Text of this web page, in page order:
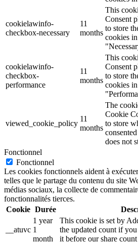
cookielawinfo-
checkbox-necessary
11
months
This
Consent
to store
cookies
cookielawinfo-
checkbox-
performance
11
months
This
Consent
to store
cookies
viewed_cookie_policy
11
months
The
Cookie
to store
does not
Fonctionnel
Fonctionnel
Les cookies fonctionnels aident à
telles que le partage du contenu du site
médias sociaux, la collecte de
fonctionnalités tierces.
Cookie Durée
__atuvc
1 year
1
month
This cookie is set by
the updated count if
it before our share